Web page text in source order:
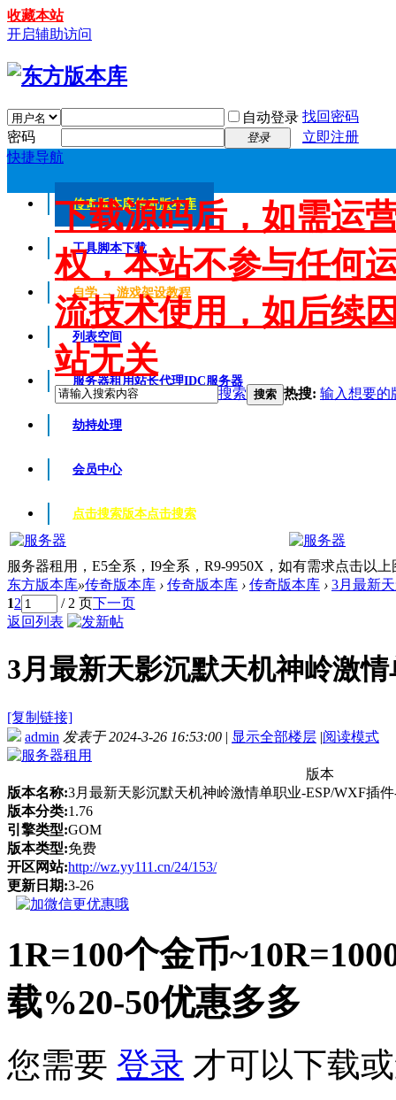
收藏本站
开启辅助访问
自动登录 找回密码
密码
登录
立即注册
快捷导航
传奇版本库传奇版本库
工具脚本下载
自学 → 游戏架设教程
列表空间
服务器租用站长代理IDC服务器
劫持处理
会员中心
点击搜索版本点击搜索
下载源码后，如需运
权，本站不参与任何
流技术使用，如后续
站无关
搜索 搜索 热搜: 输入想要的
服务器租用，E5全系，I9全系，R9-9950X，如有需求点击以
东方版本库»传奇版本库 › 传奇版本库 › 传奇版本库 › 3月最新
12 / 2 页下一页
返回列表
3月最新天影沉默天机神岭激
[复制链接]
admin 发表于 2024-3-26 16:53:00 | 显示全部楼层 |阅读模式
版本
版本名称:3月最新天影沉默天机神岭激情单职业-ESP/WXF插
版本分类:1.76
引擎类型:GOM
版本类型:免费
开区网站:http://wz.yy111.cn/24/153/
更新日期:3-26
1R=100个金币
载%20-50优惠多多
您需要 登录 才可以下载